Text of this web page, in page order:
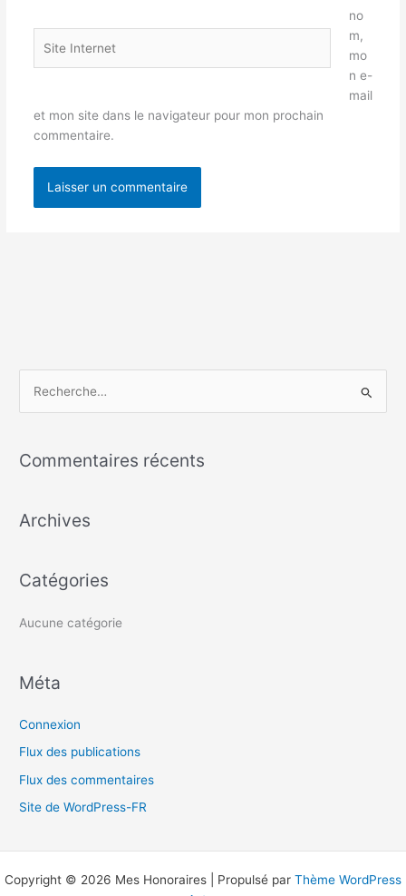
Internet
no
m,
mo
n e-
mail
et mon site dans le navigateur pour mon prochain
commentaire.
h
r
e
r
Commentaires récents
Archives
Catégories
Aucune catégorie
Méta
Connexion
Flux des publications
Flux des commentaires
Site de WordPress-FR
Copyright © 2026 Mes Honoraires | Propulsé par Thème WordPress